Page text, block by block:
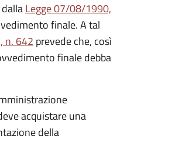
Legge 07/08/1990,
finale. A tal
n. 642 prevede che, così
finale debba
acquistare una
della